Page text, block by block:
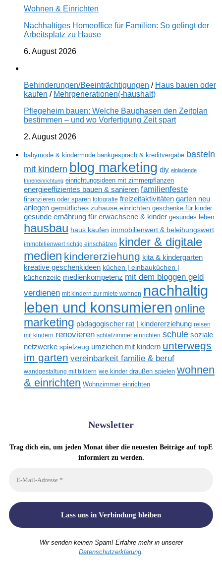
Wohnen & Einrichten
Nachhaltiges Homeoffice für Familien: So gelingt der
Arbeitsplatz zu Hause
6. August 2026
Behinderungen/Beeinträchtigungen / Haus bauen oder
kaufen / Mehrgenerationen(-haushalt)
Pflegeheim bauen: Welche Bauphasen den Zeitplan
bestimmen – und wo Vorfertigung Zeit spart
2. August 2026
babymode & kindermode bankgespräch & kreditvergabe basteln
mit kindern blog marketing diy einladende
Inneneinrichtung einrichtungsideen mit zimmerpflanzen
energieeffizientes bauen & sanieren familienfeste
finanzieren oder sparen fotografie freizeitaktivitäten garten neu
anlegen gemütliches zuhause einrichten geschenke für kinder
gesunde ernährung für erwachsene & kinder gesundes leben
hausbau haus kaufen immobilienwert & beleihungswert
immobilienwert richtig einschätzen kinder & digitale
medien kindererziehung kita & kindergarten
kreative geschenkideen küchen | einbauküchen |
küchenzeile medienkompetenz mit dem bloggen geld
verdienen mit kindern zur miete wohnen nachhaltig
leben und konsumieren online
marketing pädagogischer rat | kindererziehung reisen
mit kindern renovieren schlafzimmer einrichten schule soziale
netzwerke spielzeug umziehen mit kindern unterwegs
im garten vereinbarkeit familie & beruf
wandgestaltung mit bildern wie kinder draußen spielen wohnen
& einrichten Wohnzimmer einrichten
Newsletter
Trag dich ein, um jeden Monat über die neuesten Beiträge auf topE
informiert zu werden.
Wir senden keinen Spam! Erfahre mehr in unserer
Datenschutzerklärung